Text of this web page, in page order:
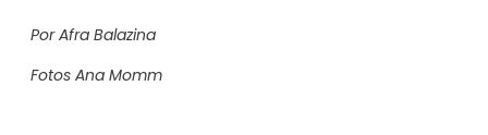
Por Afra Balazina
Fotos Ana Momm